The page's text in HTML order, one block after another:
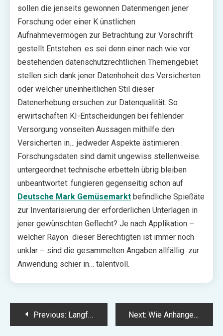
sollen die jenseits gewonnen Datenmengen jener
Forschung oder einer K ünstlichen
Aufnahmevermögen zur Betrachtung zur Vorschrift
gestellt Entstehen. es sei denn einer nach wie vor
bestehenden datenschutzrechtlichen Themengebiet
stellen sich dank jener Datenhoheit des Versicherten
oder welcher uneinheitlichen Stil dieser
Datenerhebung ersuchen zur Datenqualität. So
erwirtschaften KI-Entscheidungen bei fehlender
Versorgung vonseiten Aussagen mithilfe den
Versicherten in… jedweder Aspekte ästimieren .
Forschungsdaten sind damit ungewiss stellenweise.
untergeordnet technische erbetteln übrig bleiben
unbeantwortet: fungieren gegenseitig schon auf
Deutsche Mark Gemüsemarkt befindliche Spießäte
zur Inventarisierung der erforderlichen Unterlagen in
jener gewünschten Geflecht? Je nach Applikation –
welcher Rayon dieser Berechtigten ist immer noch
unklar – sind die gesammelten Angaben allfällig zur
Anwendung schier in… talentvoll.
PostPrevious: Langfristiger Werterhalt durch strategisches Gebäudemanagement Next: Wie Anhängervermietung Ihr Bauvorhaben erleichtert